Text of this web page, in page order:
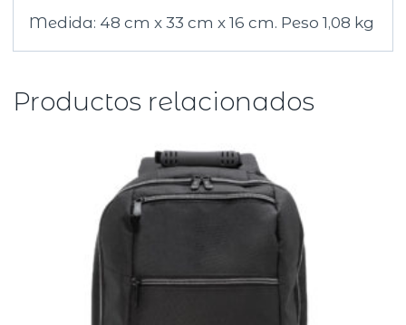
Medida: 48 cm x 33 cm x 16 cm. Peso 1,08 kg
Productos relacionados